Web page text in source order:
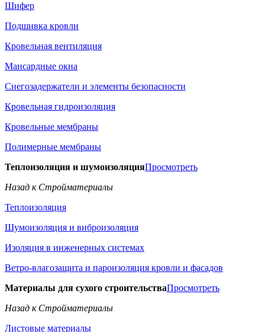
Шифер
Подшивка кровли
Кровельная вентиляция
Мансардные окна
Снегозадержатели и элементы безопасности
Кровельная гидроизоляция
Кровельные мембраны
Полимерные мембраны
Теплоизоляция и шумоизоляцияПросмотреть
Назад к Стройматериалы
Теплоизоляция
Шумоизоляция и виброизоляция
Изоляция в инженерных системах
Ветро-влагозащита и пароизоляция кровли и фасадов
Материалы для сухого строительстваПросмотреть
Назад к Стройматериалы
Листовые материалы